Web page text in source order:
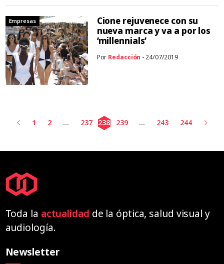
Empresas
Cione rejuvenece con su
nueva marca y va a por los
‘millennials’
Por Redacción - 24/07/2019
1 2 ... 237 238 239 ... 243 244
Toda la actualidad de la óptica, salud visual y
audiología.
Newsletter